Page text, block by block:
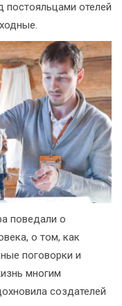
постояльцами отелей
поведали о
о том, как
поговорки и
многим
создателей